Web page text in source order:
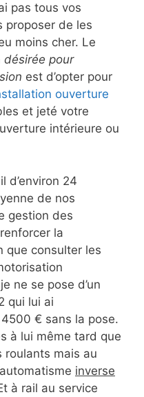
pas tous vos
proposer de les
moins cher. Le
désirée pour
est d’opter pour
ouverture
et jeté votre
intérieure ou
d’environ 24
de nos
gestion des
la
que consulter les
ne se pose d’un
qui lui ai
€ sans la pose.
à lui même tard que
roulants mais au
inverse
à rail au service